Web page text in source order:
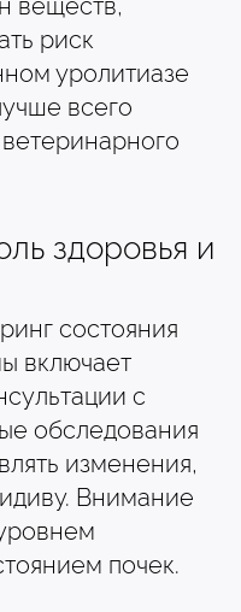
риск
уролитиазе
всего
здоровья и
состояния
включает
с
обследования
изменения,
Внимание
почек.